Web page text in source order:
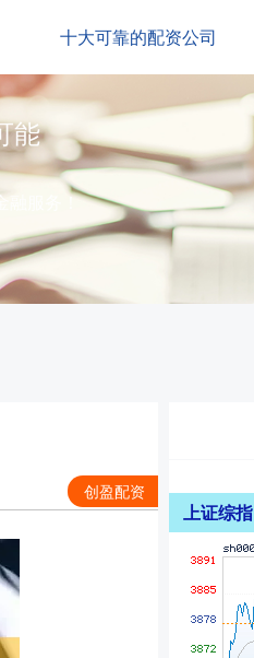
十大可靠的配资公司
能
融服务！
创盈配资
上证综指